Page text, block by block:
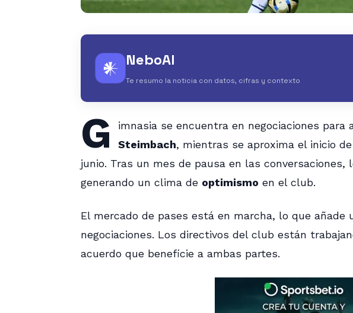
𒀭 NeboAI
Te resumo la noticia con datos, cifras y contexto
G imnasia se encuentra en negociaciones para
Steimbach, mientras se aproxima el inicio
junio. Tras un mes de pausa en las
generando un clima de optimismo en el club.
El mercado de pases está en marcha, lo que añade
negociaciones. Los directivos del club están
acuerdo que beneficie a ambas partes.